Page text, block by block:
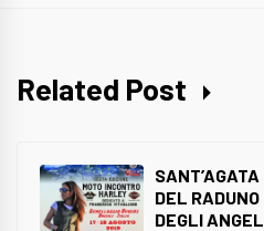
Related Post
DEL
DEGLI